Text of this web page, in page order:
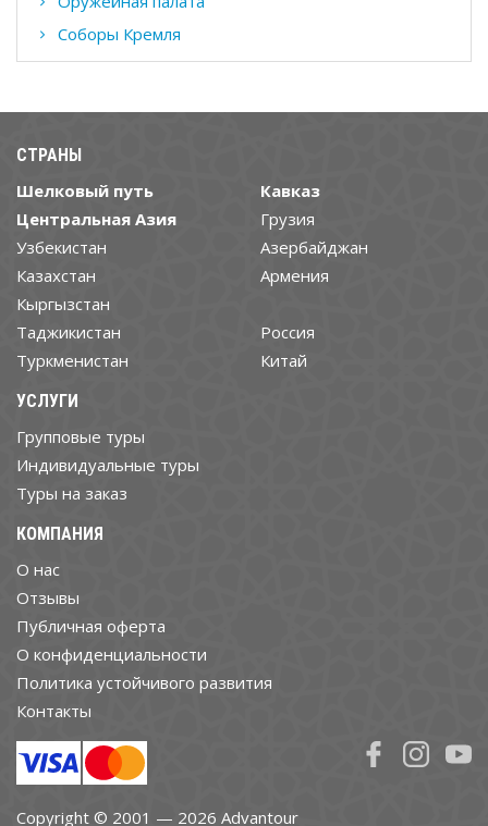
Соборы Кремля
СТРАНЫ
Шелковый путь
Центральная Азия
Узбекистан
Казахстан
Кыргызстан
Таджикистан
Туркменистан
Кавказ
Грузия
Азербайджан
Армения
Россия
Китай
УСЛУГИ
Групповые туры
Индивидуальные туры
Туры на заказ
КОМПАНИЯ
О нас
Отзывы
Публичная оферта
О конфиденциальности
Политика устойчивого развития
Контакты
Copyright © 2001 — 2026 Advantour